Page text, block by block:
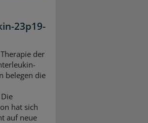
23p19-
der
belegen die
hat sich
auf neue